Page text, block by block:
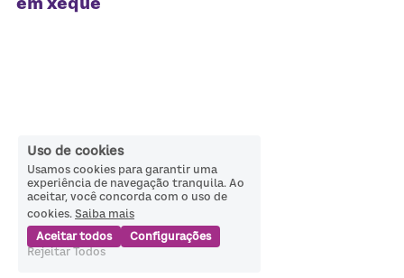
Uso de cookies
Usamos cookies para garantir uma
experiência de navegação tranquila. Ao
aceitar, você concorda com o uso de
cookies. Saiba mais
Aceitar todos
Configurações
Rejeitar Todos